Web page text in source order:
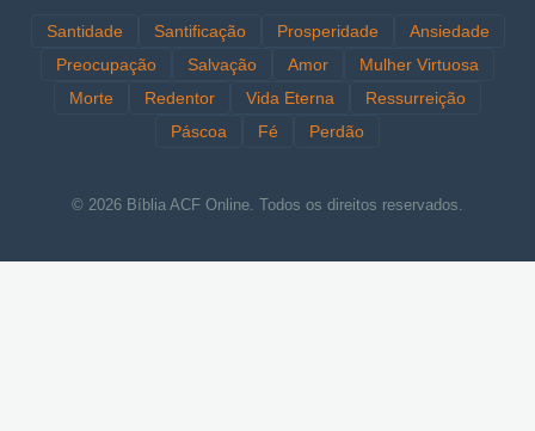
Santidade Santificação Prosperidade
Ansiedade
Preocupação
Salvação Amor
Mulher Virtuosa
Morte
Redentor Vida Eterna
Ressurreição
Páscoa
Fé Perdão
© 2026 Bíblia ACF Online. Todos os direitos reservados.